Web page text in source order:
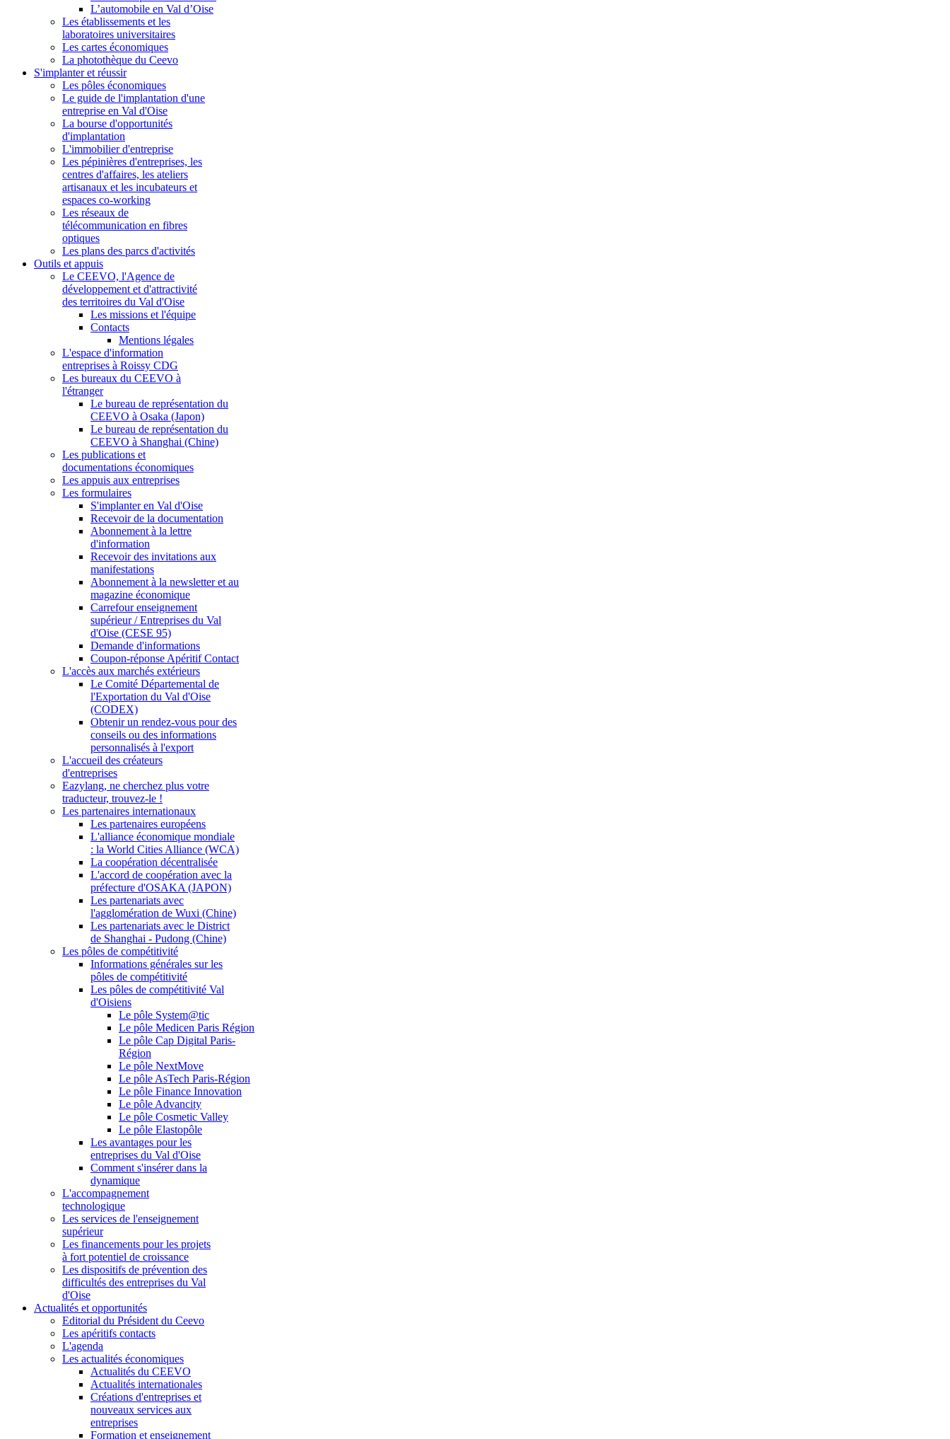
L’automobile en Val d’Oise
Les établissements et les
laboratoires universitaires
Les cartes économiques
La photothèque du Ceevo
S'implanter et réussir
Les pôles économiques
Le guide de l'implantation d'une
entreprise en Val d'Oise
La bourse d'opportunités
d'implantation
L'immobilier d'entreprise
Les pépinières d'entreprises, les
centres d'affaires, les ateliers
artisanaux et les incubateurs et
espaces co-working
Les réseaux de
télécommunication en fibres
optiques
Les plans des parcs d'activités
Outils et appuis
Le CEEVO, l'Agence de
développement et d'attractivité
des territoires du Val d'Oise
Les missions et l'équipe
Contacts
Mentions légales
L'espace d'information
entreprises à Roissy CDG
Les bureaux du CEEVO à
l'étranger
Le bureau de représentation du
CEEVO à Osaka (Japon)
Le bureau de représentation du
CEEVO à Shanghai (Chine)
Les publications et
documentations économiques
Les appuis aux entreprises
Les formulaires
S'implanter en Val d'Oise
Recevoir de la documentation
Abonnement à la lettre
d'information
Recevoir des invitations aux
manifestations
Abonnement à la newsletter et au
magazine économique
Carrefour enseignement
supérieur / Entreprises du Val
d'Oise (CESE 95)
Demande d'informations
Coupon-réponse Apéritif Contact
L'accès aux marchés extérieurs
Le Comité Départemental de
l'Exportation du Val d'Oise
(CODEX)
Obtenir un rendez-vous pour des
conseils ou des informations
personnalisés à l'export
L'accueil des créateurs
d'entreprises
Eazylang, ne cherchez plus votre
traducteur, trouvez-le !
Les partenaires internationaux
Les partenaires européens
L'alliance économique mondiale
: la World Cities Alliance (WCA)
La coopération décentralisée
L'accord de coopération avec la
préfecture d'OSAKA (JAPON)
Les partenariats avec
l'agglomération de Wuxi (Chine)
Les partenariats avec le District
de Shanghai - Pudong (Chine)
Les pôles de compétitivité
Informations générales sur les
pôles de compétitivité
Les pôles de compétitivité Val
d'Oisiens
Le pôle System@tic
Le pôle Medicen Paris Région
Le pôle Cap Digital Paris-
Région
Le pôle NextMove
Le pôle AsTech Paris-Région
Le pôle Finance Innovation
Le pôle Advancity
Le pôle Cosmetic Valley
Le pôle Elastopôle
Les avantages pour les
entreprises du Val d'Oise
Comment s'insérer dans la
dynamique
L'accompagnement
technologique
Les services de l'enseignement
supérieur
Les financements pour les projets
à fort potentiel de croissance
Les dispositifs de prévention des
difficultés des entreprises du Val
d'Oise
Actualités et opportunités
Editorial du Président du Ceevo
Les apéritifs contacts
L'agenda
Les actualités économiques
Actualités du CEEVO
Actualités internationales
Créations d'entreprises et
nouveaux services aux
entreprises
Formation et enseignement